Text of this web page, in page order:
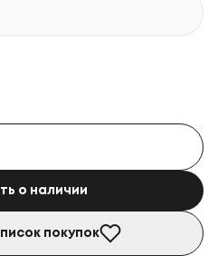
о наличии
покупок